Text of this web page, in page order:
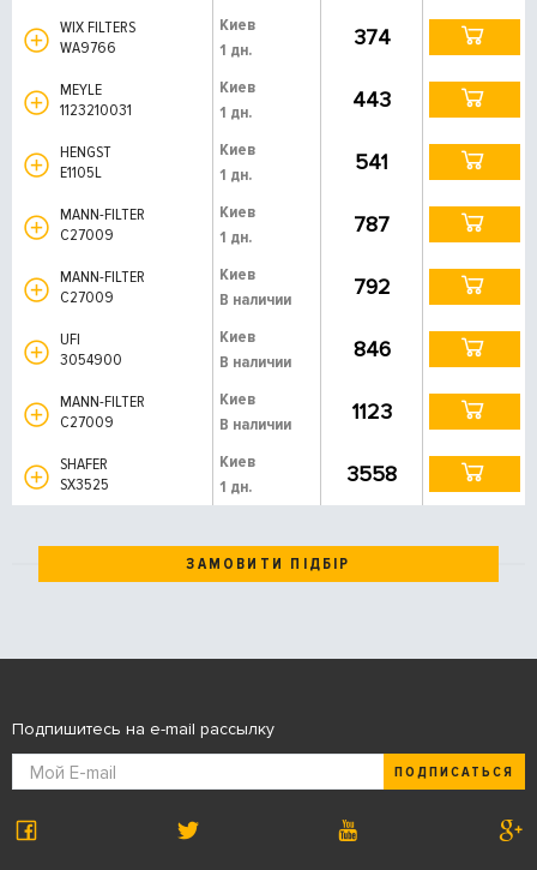
WIX FILTERS
WA9766
Киев
1 дн.
374
MEYLE
1123210031
Киев
1 дн.
443
HENGST
E1105L
Киев
1 дн.
541
MANN-FILTER
C27009
Киев
1 дн.
787
MANN-FILTER
C27009
Киев
В наличии
792
UFI
3054900
Киев
В наличии
846
MANN-FILTER
C27009
Киев
В наличии
1123
SHAFER
SX3525
Киев
1 дн.
3558
ЗАМОВИТИ ПІДБІР
Подпишитесь на e-mail рассылку
ПОДПИСАТЬСЯ